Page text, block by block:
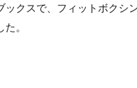
ックスで、フィットボクシ
。